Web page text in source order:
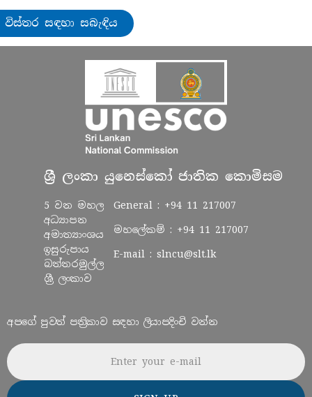
විස්තර සඳහා සබැඳිය
ශ්‍රී ලංකා යුනෙස්කෝ ජාතික කොමිසම
5 වන මහල
අධ්‍යාපන
අමාත්‍යාංශය
ඉසුරුපාය
බත්තරමුල්ල
ශ්‍රී ලංකාව
General : +94 11 217007
මහලේකම් : +94 11 217007
E-mail : slncu@slt.lk
අපගේ පුවත් පත්‍රිකාව සඳහා ලියාපදිංචි වන්න
Email address